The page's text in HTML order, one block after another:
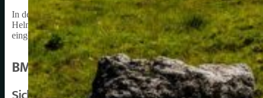
In den folgenden Abschnitten werde ich auf einige der
Helms für Kinder zu berücksichtigen sind. Dabei werde ich auch
eingehen, damit ihr als Eltern oder Erziehungsberechtigte die
BMX Helm Kinder: Wichtigkeit und Nutzen